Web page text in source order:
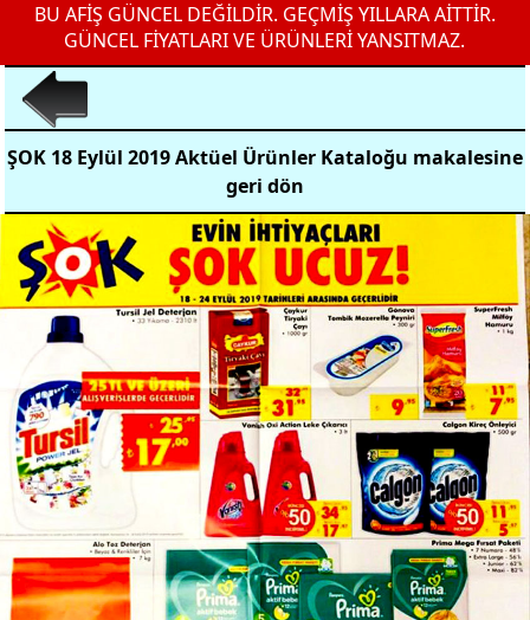
BU AFİŞ GÜNCEL DEĞİLDİR. GEÇMİŞ YILLARA AİTTİR.
GÜNCEL FİYATLARI VE ÜRÜNLERİ YANSITMAZ.
ŞOK 18 Eylül 2019 Aktüel Ürünler Kataloğu makalesine
geri dön